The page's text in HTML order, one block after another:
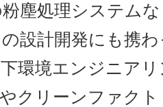
塵処理システム
設計開発にも携
環境エンジニア
クリーンファク